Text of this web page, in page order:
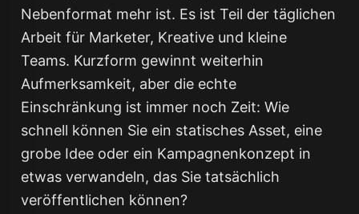
Nebenformat mehr ist. Es ist Teil der täglichen
Arbeit für Marketer, Kreative und kleine
Teams. Kurzform gewinnt weiterhin
Aufmerksamkeit, aber die echte
Einschränkung ist immer noch Zeit: Wie
schnell können Sie ein statisches Asset, eine
grobe Idee oder ein Kampagnenkonzept in
etwas verwandeln, das Sie tatsächlich
veröffentlichen können?